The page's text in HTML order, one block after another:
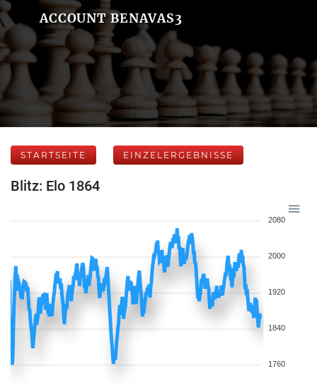
ACCOUNT BENAVAS3
STARTSEITE EINZELERGEBNISSE
Blitz: Elo 1864
2080
2000
1920
1840
1760